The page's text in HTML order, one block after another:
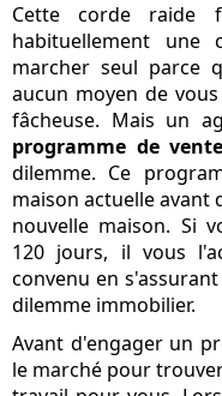
Cette corde raide
habituellement une
marcher seul parce
aucun moyen de
fâcheuse. Mais un
programme de
dilemme. Ce
maison actuelle avant
nouvelle maison. Si
120 jours, il vous
convenu en
dilemme immobilier.
Avant d'engager un
le marché pour